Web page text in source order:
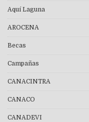
Aquí Laguna
AROCENA
Becas
Campañas
CANACINTRA
CANACO
CANADEVI